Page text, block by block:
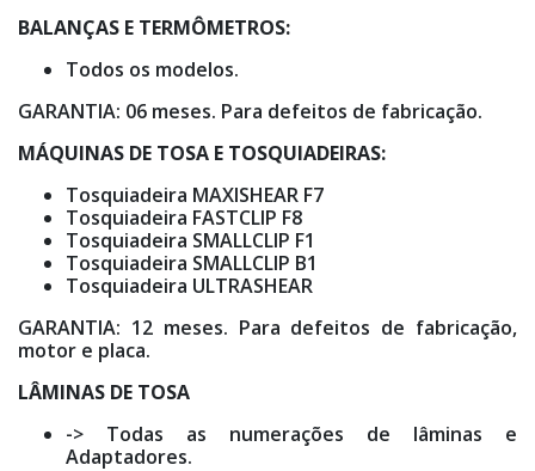
BALANÇAS E TERMÔMETROS:
Todos os modelos.
GARANTIA: 06 meses. Para defeitos de fabricação.
MÁQUINAS DE TOSA E TOSQUIADEIRAS:
Tosquiadeira MAXISHEAR F7
Tosquiadeira FASTCLIP F8
Tosquiadeira SMALLCLIP F1
Tosquiadeira SMALLCLIP B1
Tosquiadeira ULTRASHEAR
GARANTIA: 12 meses. Para defeitos de fabricação,
motor e placa.
LÂMINAS DE TOSA
-> Todas as numerações de lâminas e
Adaptadores.